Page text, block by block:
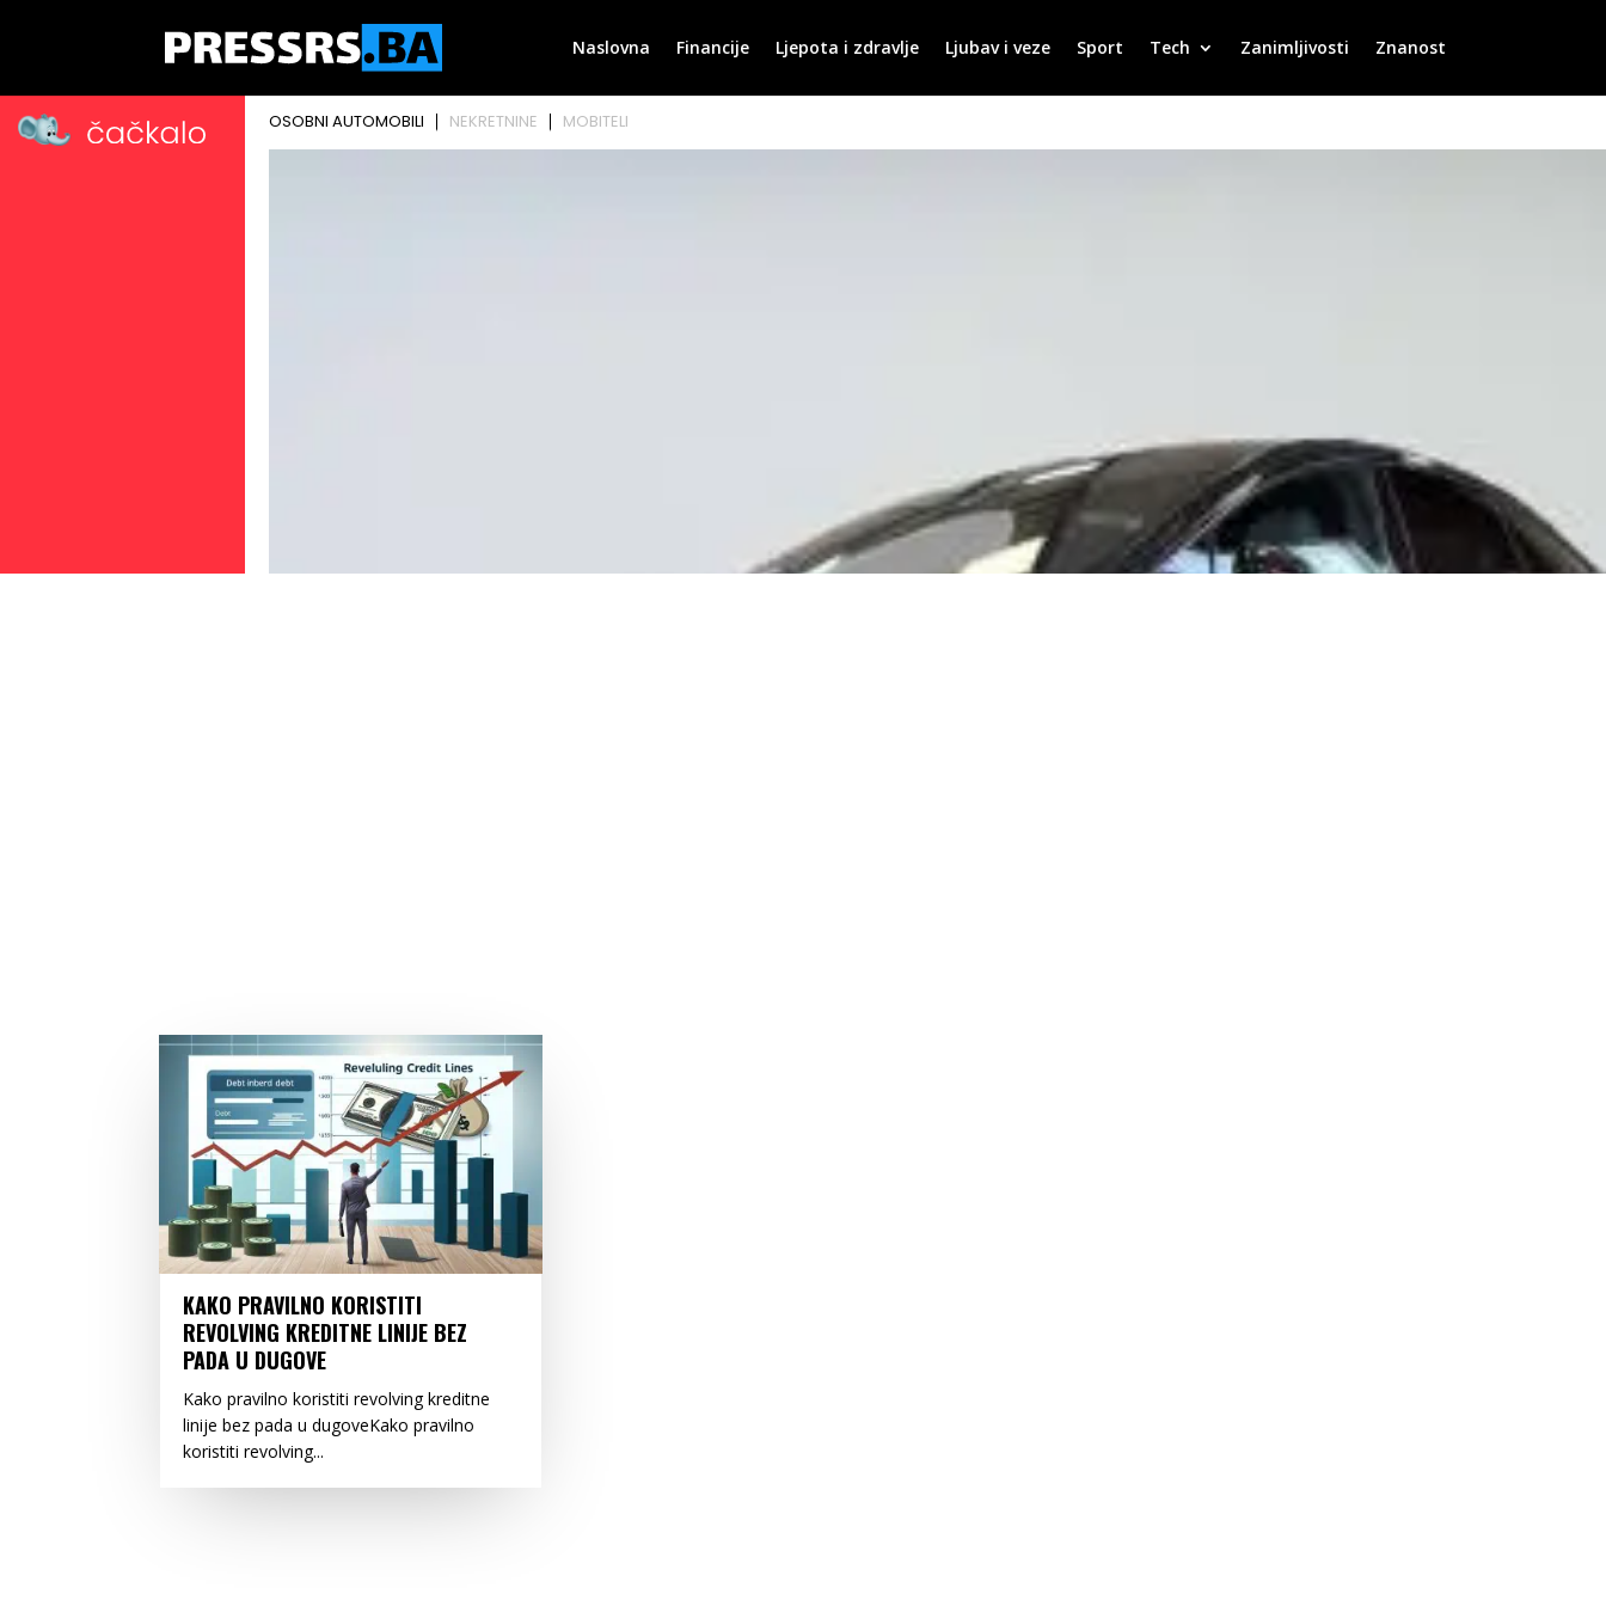
Naslovna Financije Ljepota i zdravlje Ljubav i veze Sport Tech Zanimljivosti Znanost
KAKO PRAVILNO KORISTITI
REVOLVING KREDITNE LINIJE BEZ
PADA U DUGOVE
Kako pravilno koristiti revolving kreditne
linije bez pada u dugoveKako pravilno
koristiti revolving...